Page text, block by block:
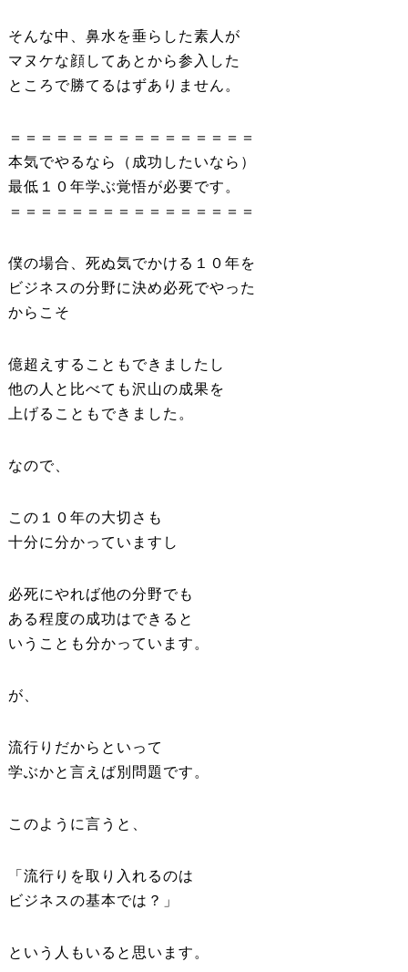
そんな中、鼻水を垂らした素人が
マヌケな顔してあとから参入した
ところで勝てるはずありません。
＝＝＝＝＝＝＝＝＝＝＝＝＝＝＝＝
本気でやるなら（成功したいなら）
最低１０年学ぶ覚悟が必要です。
＝＝＝＝＝＝＝＝＝＝＝＝＝＝＝＝
僕の場合、死ぬ気でかける１０年を
ビジネスの分野に決め必死でやった
からこそ
億超えすることもできましたし
他の人と比べても沢山の成果を
上げることもできました。
なので、
この１０年の大切さも
十分に分かっていますし
必死にやれば他の分野でも
ある程度の成功はできると
いうことも分かっています。
が、
流行りだからといって
学ぶかと言えば別問題です。
このように言うと、
「流行りを取り入れるのは
ビジネスの基本では？」
という人もいると思います。